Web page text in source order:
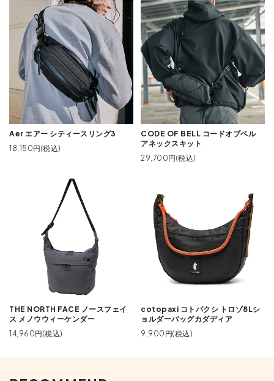
Aer エアー シティースリング3
18,150円(税込)
CODE OF BELL コードオブベル
アネックスキット
29,700円(税込)
THE NORTH FACE ノースフェイ
ス メノウウィーケンダー
14,960円(税込)
cotopaxi コトパクシ トロゾ8Lシ
ョルダーバッグカダディア
9,900円(税込)